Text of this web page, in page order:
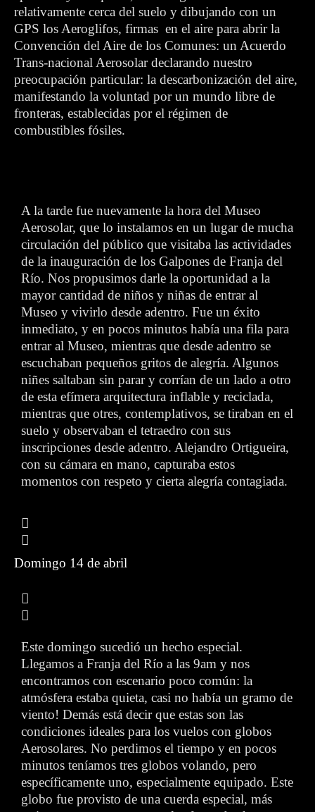
relativamente cerca del suelo y dibujando con un
GPS los Aeroglifos, firmas en el aire para abrir la
Convención del Aire de los Comunes: un Acuerdo
Trans-nacional Aerosolar declarando nuestro
preocupación particular: la descarbonización del aire,
manifestando la voluntad por un mundo libre de
fronteras, establecidas por el régimen de
combustibles fósiles.
A la tarde fue nuevamente la hora del Museo
Aerosolar, que lo instalamos en un lugar de mucha
circulación del público que visitaba las actividades
de la inauguración de los Galpones de Franja del
Río. Nos propusimos darle la oportunidad a la
mayor cantidad de niños y niñas de entrar al
Museo y vivirlo desde adentro. Fue un éxito
inmediato, y en pocos minutos había una fila para
entrar al Museo, mientras que desde adentro se
escuchaban pequeños gritos de alegría. Algunos
niñes saltaban sin parar y corrían de un lado a otro
de esta efímera arquitectura inflable y reciclada,
mientras que otres, contemplativos, se tiraban en el
suelo y observaban el tetraedro con sus
inscripciones desde adentro. Alejandro Ortigueira,
con su cámara en mano, capturaba estos
momentos con respeto y cierta alegría contagiada.
Domingo 14 de abril
Este domingo sucedió un hecho especial.
Llegamos a Franja del Río a las 9am y nos
encontramos con escenario poco común: la
atmósfera estaba quieta, casi no había un gramo de
viento! Demás está decir que estas son las
condiciones ideales para los vuelos con globos
Aerosolares. No perdimos el tiempo y en pocos
minutos teníamos tres globos volando, pero
específicamente uno, especialmente equipado. Este
globo fue provisto de una cuerda especial, más